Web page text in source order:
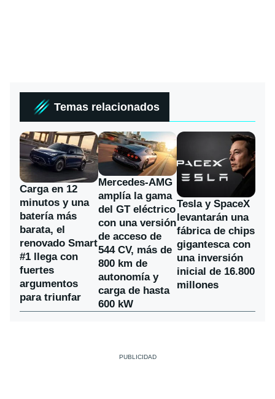
Temas relacionados
Carga en 12
minutos y una
batería más
barata, el
renovado Smart
#1 llega con
fuertes
argumentos
para triunfar
Mercedes-AMG
amplía la gama
del GT eléctrico
con una versión
de acceso de
544 CV, más de
800 km de
autonomía y
carga de hasta
600 kW
Tesla y SpaceX
levantarán una
fábrica de chips
gigantesca con
una inversión
inicial de 16.800
millones